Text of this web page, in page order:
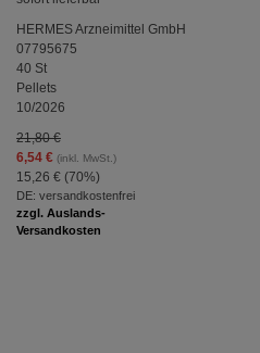
HERMES Arzneimittel GmbH
07795675
40 St
Pellets
10/2026
21,80 €
6,54 €(inkl. MwSt.)
15,26 € (70%)
DE: versandkostenfrei
zzgl. Auslands-
Versandkosten